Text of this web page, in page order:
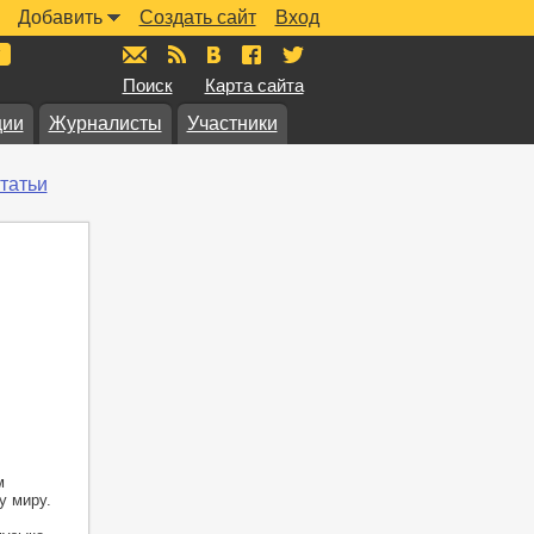
Вход
Создать сайт
Добавить
Поиск Карта сайта
Журналисты Участники
миру.